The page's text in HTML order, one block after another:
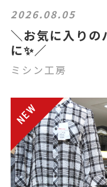
2026.08.05
＼お気に入りの
に✨／
ミシン工房